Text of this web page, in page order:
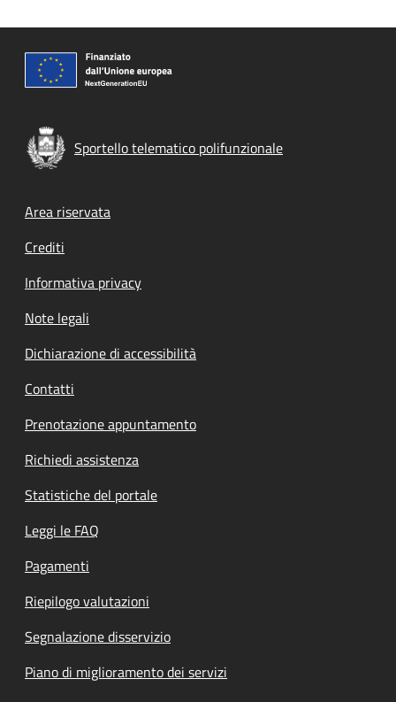
Sportello telematico polifunzionale
Footer menu
Area riservata
Crediti
Informativa privacy
Note legali
Dichiarazione di accessibilità
Contatti
Prenotazione appuntamento
Richiedi assistenza
Statistiche del portale
Leggi le FAQ
Pagamenti
Riepilogo valutazioni
Segnalazione disservizio
Piano di miglioramento dei servizi